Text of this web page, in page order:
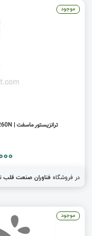
ترانزیستور ماسفت | Power MOSFET TRANSISTOR IRFP260N
در فروشگاه فناوران صنعت قلب
موجود
موجود